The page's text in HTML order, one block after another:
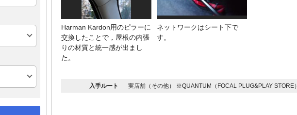
Harman Kardon用のピラーに
交換したことで，屋根の内張
りの材質と統一感が出まし
た。
ネットワークはシート下で
す。
入手ルート 実店舗（その他） ※QUANTUM（FOCAL PLUG&PLAY STORE）